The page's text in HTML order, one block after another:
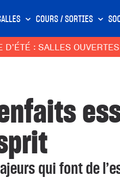
COURS / SORTIES
DE 9H À 22H,
qui font de